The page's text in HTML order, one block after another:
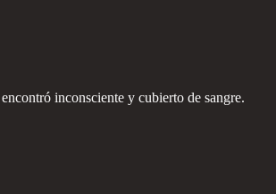
inconsciente y cubierto de sangre.